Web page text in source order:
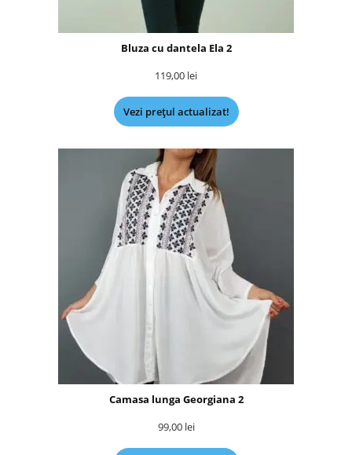
Bluza cu dantela Ela 2
119,00 lei
Vezi prețul actualizat!
Camasa lunga Georgiana 2
99,00 lei